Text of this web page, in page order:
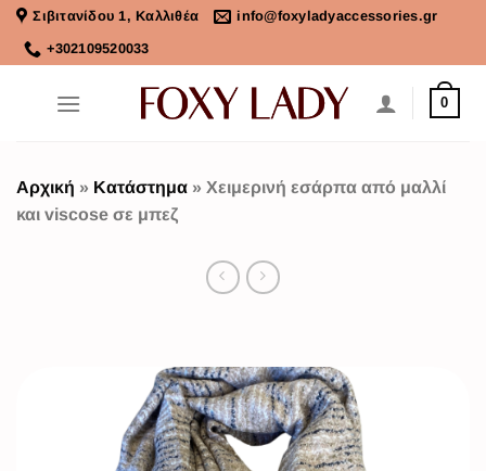
Σιβιτανίδου 1, Καλλιθέα
info@foxyladyaccessories.gr
+302109520033
0
Αρχική » Κατάστημα » Χειμερινή εσάρπα από μαλλί
και viscose σε μπεζ